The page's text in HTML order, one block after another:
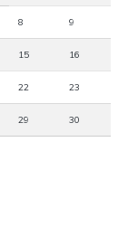
8 9
15 16
22 23
29 30